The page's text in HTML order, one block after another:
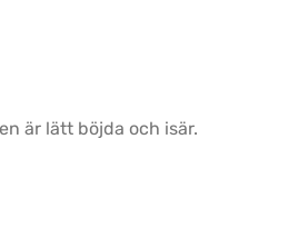
är lätt böjda och isär.